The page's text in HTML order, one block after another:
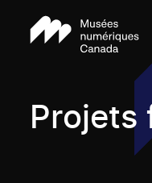
Projets